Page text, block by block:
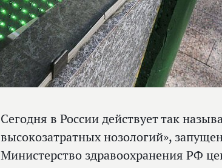
Сегодня в России действует так
высокозатратных нозологий»,
Министерство здравоохранения РФ